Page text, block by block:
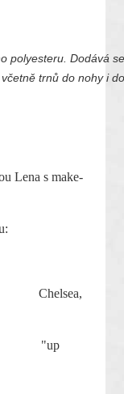
polyesteru. Dodává
trnů do nohy i
Lena s make-
up Chelsea,
"up